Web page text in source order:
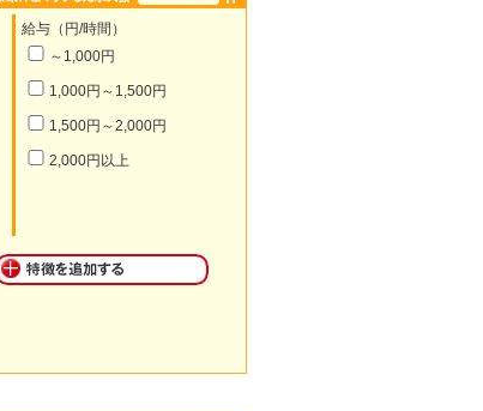
給与（円/時間）
～1,000円
1,000円～1,500円
1,500円～2,000円
2,000円以上